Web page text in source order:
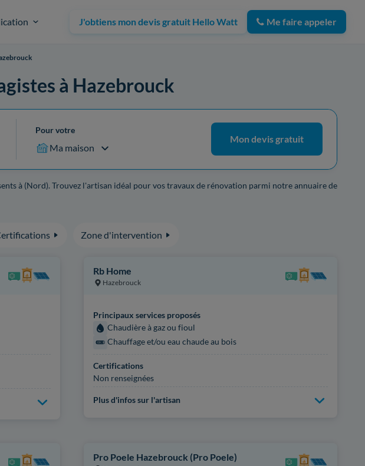
J'obtiens mon devis gratuit Hello Watt Me faire appeler
à Hazebrouck
Pour votre
Ma maison
Mon devis gratuit
à (Nord). Trouvez l'artisan idéal pour vos travaux de rénovation parmi notre annuaire de
Zone d'intervention
Rb Home
Hazebrouck
Principaux services proposés
Chaudière à gaz ou fioul
Chauffage et/ou eau chaude au bois
Certifications
Non renseignées
Plus d'infos sur l'artisan
Pro Poele Hazebrouck (Pro Poele)